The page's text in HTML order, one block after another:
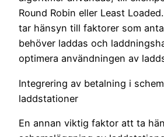
Round Robin eller Least
tar hänsyn till faktorer som
behöver laddas och
optimera användningen av
Integrering av betalning i
laddstationer
En annan viktig faktor att ta